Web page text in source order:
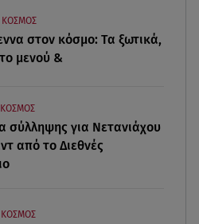
νύφη τη μέρα του
ο Γιάννης
ΚΟΣΜΟΣ
στον κόσμο: Tα ξωτικά,
μενού &
ΚΟΣΜΟΣ
σύλληψης για Νετανιάχου
από το Διεθνές
ΚΟΣΜΟΣ